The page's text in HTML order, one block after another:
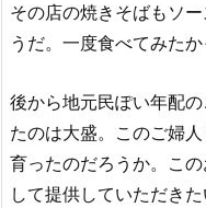
その店の焼きそばもソ
うだ。一度食べてみたか
後から地元民ぽい年配
たのは大盛。このご婦
育ったのだろうか。こ
して提供していただきた